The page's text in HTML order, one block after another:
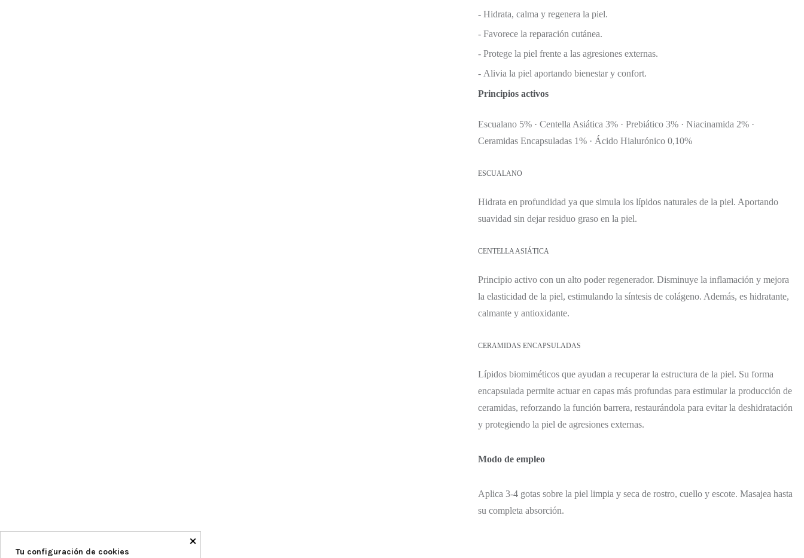
- Hidrata, calma y regenera la piel.
- Favorece la reparación cutánea.
- Protege la piel frente a las agresiones externas.
- Alivia la piel aportando bienestar y confort.
Principios activos
Escualano 5% · Centella Asiática 3% · Prebiático 3% · Niacinamida 2% ·
Ceramidas Encapsuladas 1% · Ácido Hialurónico 0,10%
ESCUALANO
Hidrata en profundidad ya que simula los lípidos naturales de la piel. Aportando
suavidad sin dejar residuo graso en la piel.
CENTELLA ASIÁTICA
Principio activo con un alto poder regenerador. Disminuye la inflamación y mejora
la elasticidad de la piel, estimulando la síntesis de colágeno. Además, es hidratante,
calmante y antioxidante.
CERAMIDAS ENCAPSULADAS
Lípidos biomiméticos que ayudan a recuperar la estructura de la piel. Su forma
encapsulada permite actuar en capas más profundas para estimular la producción de
ceramidas, reforzando la función barrera, restaurándola para evitar la deshidratación
y protegiendo la piel de agresiones externas.
Modo de empleo
Aplica 3-4 gotas sobre la piel limpia y seca de rostro, cuello y escote. Masajea hasta
su completa absorción.
×
Tu configuración de cookies